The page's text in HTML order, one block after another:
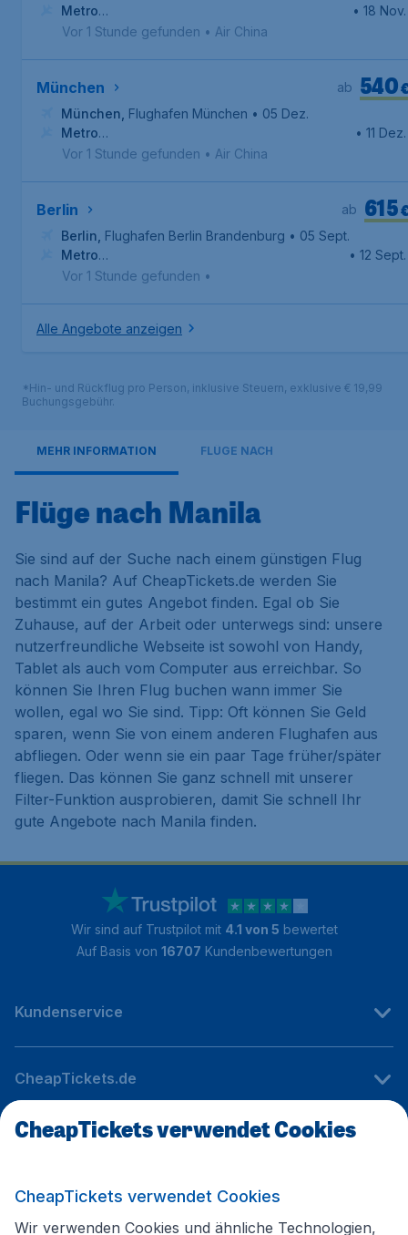
Metro
Manila, Internationaler Flughafen Ninoy Aquino
• 18 Nov.
Vor 1 Stunde gefunden • Air China
München 540
ab
München Flughafen München • 05 Dez.
Metro
Manila, Internationaler Flughafen Ninoy Aquino
• 11 Dez.
Vor 1 Stunde gefunden • Air China
Berlin 615
ab
Berlin Flughafen Berlin Brandenburg • 05 Sept.
Metro
Manila, Internationaler Flughafen Ninoy Aquino
• 12 Sept.
Vor 1 Stunde gefunden •
Alle Angebote anzeigen
*Hin- und Rückflug pro Person, inklusive Steuern, exklusive € 19,99
Buchungsgebühr.
MEHR INFORMATION FLÜGE NACH
Flüge nach Manila
Sie sind auf der Suche nach einem günstigen Flug
nach Manila? Auf CheapTickets.de werden Sie
bestimmt ein gutes Angebot finden. Egal ob Sie
Zuhause, auf der Arbeit oder unterwegs sind: unsere
nutzerfreundliche Webseite ist sowohl von Handy,
Tablet als auch vom Computer aus erreichbar. So
können Sie Ihren Flug buchen wann immer Sie
wollen, egal wo Sie sind. Tipp: Oft können Sie Geld
sparen, wenn Sie von einem anderen Flughafen aus
abfliegen. Oder wenn sie ein paar Tage früher/später
fliegen. Das können Sie ganz schnell mit unserer
Filter-Funktion ausprobieren, damit Sie schnell Ihr
gute Angebote nach Manila finden.
Wir sind auf Trustpilot mit 4.1 von 5 bewertet
Auf Basis von 16707 Kundenbewertungen
Kundenservice
CheapTickets.de
Internationale Webseiten
Folgen Sie uns:
CheapTickets verwendet Cookies
CheapTickets verwendet Cookies
Wir verwenden Cookies und ähnliche Technologien,